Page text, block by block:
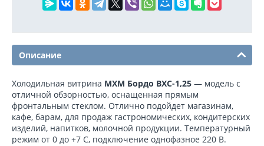
Описание
Холодильная витрина МХМ Бордо ВХС-1,25 — модель с
отличной обзорностью, оснащенная прямым
фронтальным стеклом. Отлично подойдет магазинам,
кафе, барам, для продаж гастрономических, кондитерских
изделий, напитков, молочной продукции. Температурный
режим от 0 до +7 С, подключение однофазное 220 В.